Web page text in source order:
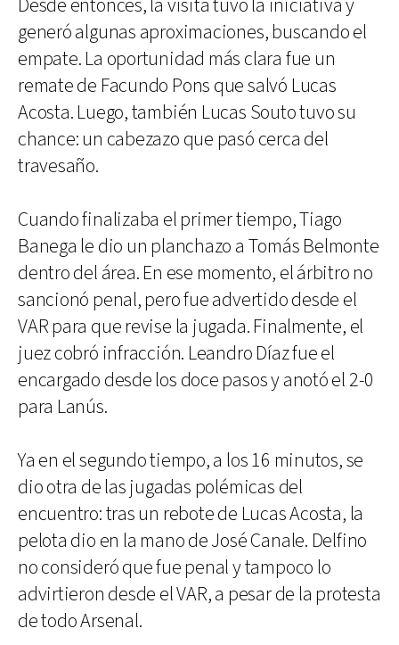
Desde entonces, la visita tuvo la iniciativa y
generó algunas aproximaciones, buscando el
empate. La oportunidad más clara fue un
remate de Facundo Pons que salvó Lucas
Acosta. Luego, también Lucas Souto tuvo su
chance: un cabezazo que pasó cerca del
travesaño.
Cuando finalizaba el primer tiempo, Tiago
Banega le dio un planchazo a Tomás Belmonte
dentro del área. En ese momento, el árbitro no
sancionó penal, pero fue advertido desde el
VAR para que revise la jugada. Finalmente, el
juez cobró infracción. Leandro Díaz fue el
encargado desde los doce pasos y anotó el 2-0
para Lanús.
Ya en el segundo tiempo, a los 16 minutos, se
dio otra de las jugadas polémicas del
encuentro: tras un rebote de Lucas Acosta, la
pelota dio en la mano de José Canale. Delfino
no consideró que fue penal y tampoco lo
advirtieron desde el VAR, a pesar de la protesta
de todo Arsenal.